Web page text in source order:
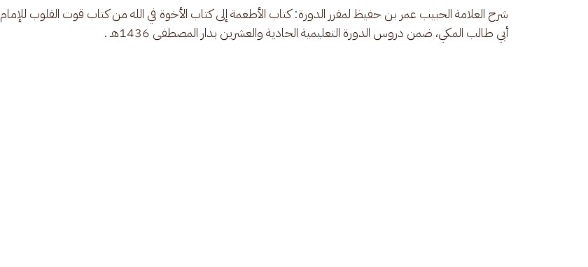
شرح العلامة الحبيب عمر بن حفيظ لمقرر الدورة: كتاب الأطعمة إلى كتاب الأخوة في الله من كتاب قوت القلوب للإمام
أبي طالب المكي، ضمن دروس الدورة التعليمية الحادية والعشرين بدار المصطفى 1436هـ .